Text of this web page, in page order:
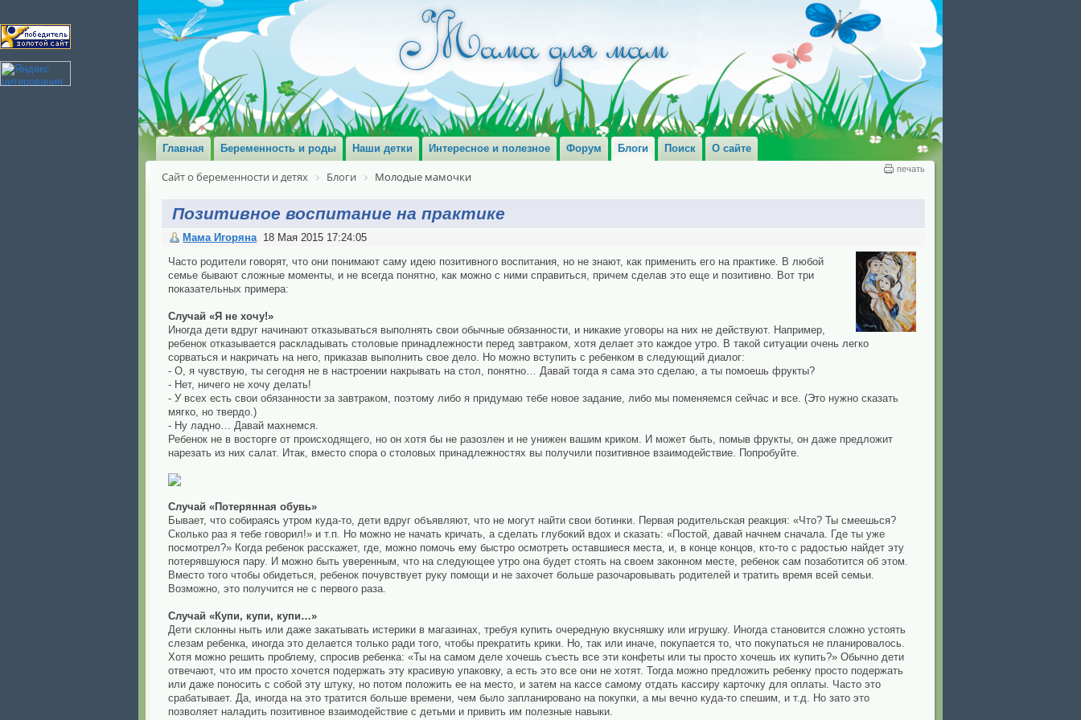
Главная Беременность и роды Наши детки Интересное и полезное Форум Блоги Поиск О сайте
печать
Сайт о беременности и детях Блоги Молодые мамочки
Позитивное воспитание на практике
Мама Игоряна 18 Мая 2015 17:24:05
Часто родители говорят, что они понимают саму идею позитивного воспитания, но не знают, как применить его на практике. В любой
семье бывают сложные моменты, и не всегда понятно, как можно с ними справиться, причем сделав это еще и позитивно. Вот три
показательных примера:
Случай «Я не хочу!»
Иногда дети вдруг начинают отказываться выполнять свои обычные обязанности, и никакие уговоры на них не действуют. Например,
ребенок отказывается раскладывать столовые принадлежности перед завтраком, хотя делает это каждое утро. В такой ситуации очень легко
сорваться и накричать на него, приказав выполнить свое дело. Но можно вступить с ребенком в следующий диалог:
- О, я чувствую, ты сегодня не в настроении накрывать на стол, понятно… Давай тогда я сама это сделаю, а ты помоешь фрукты?
- Нет, ничего не хочу делать!
- У всех есть свои обязанности за завтраком, поэтому либо я придумаю тебе новое задание, либо мы поменяемся сейчас и все. (Это нужно сказать
мягко, но твердо.)
- Ну ладно… Давай махнемся.
Ребенок не в восторге от происходящего, но он хотя бы не разозлен и не унижен вашим криком. И может быть, помыв фрукты, он даже предложит
нарезать из них салат. Итак, вместо спора о столовых принадлежностях вы получили позитивное взаимодействие. Попробуйте.
Случай «Потерянная обувь»
Бывает, что собираясь утром куда-то, дети вдруг объявляют, что не могут найти свои ботинки. Первая родительская реакция: «Что? Ты смеешься?
Сколько раз я тебе говорил!» и т.п. Но можно не начать кричать, а сделать глубокий вдох и сказать: «Постой, давай начнем сначала. Где ты уже
посмотрел?» Когда ребенок расскажет, где, можно помочь ему быстро осмотреть оставшиеся места, и, в конце концов, кто-то с радостью найдет эту
потерявшуюся пару. И можно быть уверенным, что на следующее утро она будет стоять на своем законном месте, ребенок сам позаботится об этом.
Вместо того чтобы обидеться, ребенок почувствует руку помощи и не захочет больше разочаровывать родителей и тратить время всей семьи.
Возможно, это получится не с первого раза.
Случай «Купи, купи, купи…»
Дети склонны ныть или даже закатывать истерики в магазинах, требуя купить очередную вкусняшку или игрушку. Иногда становится сложно устоять
слезам ребенка, иногда это делается только ради того, чтобы прекратить крики. Но, так или иначе, покупается то, что покупаться не планировалось.
Хотя можно решить проблему, спросив ребенка: «Ты на самом деле хочешь съесть все эти конфеты или ты просто хочешь их купить?» Обычно дети
отвечают, что им просто хочется подержать эту красивую упаковку, а есть это все они не хотят. Тогда можно предложить ребенку просто подержать
или даже поносить с собой эту штуку, но потом положить ее на место, и затем на кассе самому отдать кассиру карточку для оплаты. Часто это
срабатывает. Да, иногда на это тратится больше времени, чем было запланировано на покупки, а мы вечно куда-то спешим, и т.д. Но зато это
позволяет наладить позитивное взаимодействие с детьми и привить им полезные навыки.